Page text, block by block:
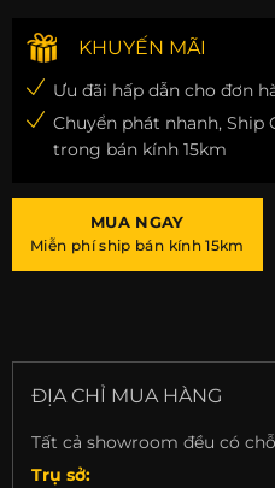
KHUYẾN MÃI
Ưu đãi hấp dẫn cho đơn
Chuyển phát nhanh, Ship
trong bán kính 15km
MUA NGAY
Miễn phí ship bán kính 15km
ĐỊA CHỈ MUA HÀNG
Tất cả showroom đều có
Trụ sở: